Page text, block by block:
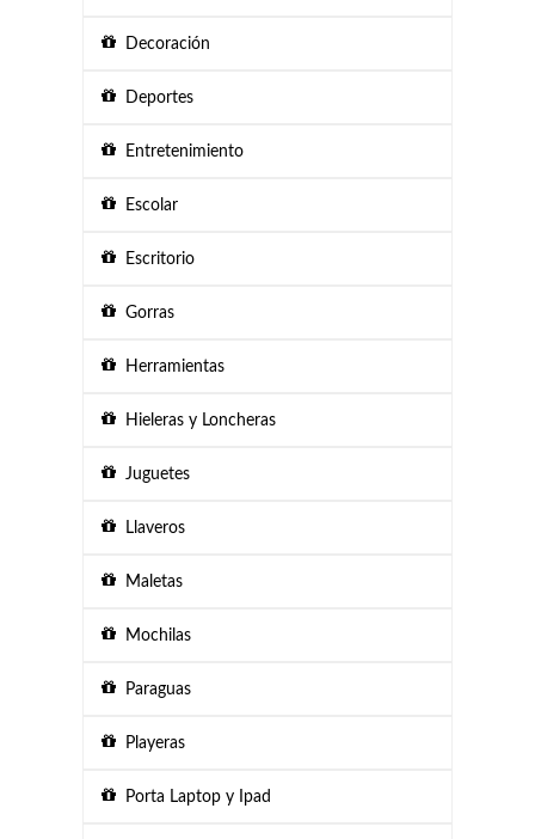
Decoración
Deportes
Entretenimiento
Escolar
Escritorio
Gorras
Herramientas
Hieleras y Loncheras
Juguetes
Llaveros
Maletas
Mochilas
Paraguas
Playeras
Porta Laptop y Ipad